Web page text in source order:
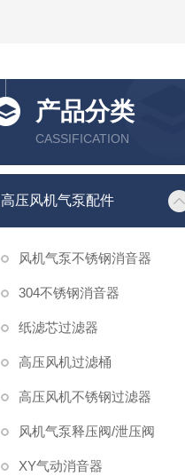
产品分类
CASSIFICATION
高压风机气泵配件
风机气泵不锈钢消音器
304不锈钢消音器
纸滤芯过滤器
高压风机过滤桶
高压风机不锈钢过滤器
风机气泵释压阀/泄压阀
XY气动消音器